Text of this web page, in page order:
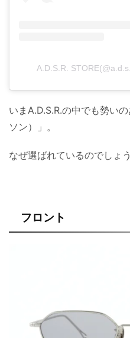
A.D.S.R.
いまA.D.S.R.の中でも勢い
ソン）」。
なぜ選ばれているのでしょ
フロント